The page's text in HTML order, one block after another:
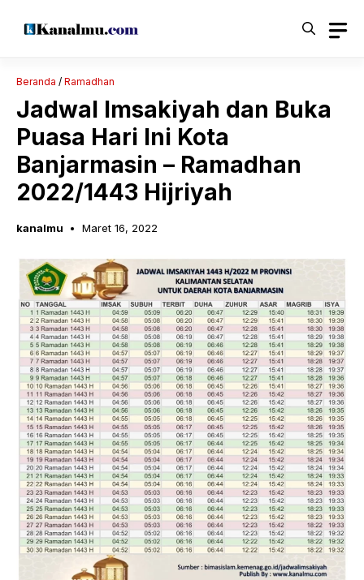
Beranda / Ramadhan
Jadwal Imsakiyah dan Buka
Puasa Hari Ini Kota
Banjarmasin – Ramadhan
2022/1443 Hijriyah
kanalmu Maret 16, 2022